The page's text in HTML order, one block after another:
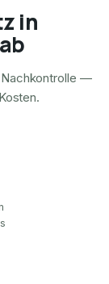
in
Nachkontrolle —